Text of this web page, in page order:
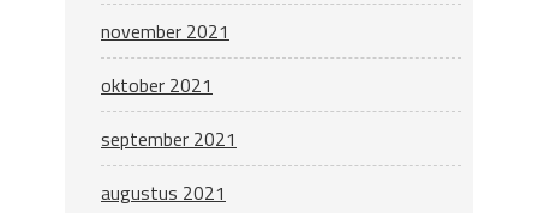
november 2021
oktober 2021
september 2021
augustus 2021